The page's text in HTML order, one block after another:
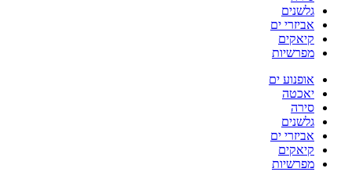
גלשנים
אביזרי ים
קיאקים
מפרשיות
אופנוע ים
יאכטה
סירה
גלשנים
אביזרי ים
קיאקים
מפרשיות